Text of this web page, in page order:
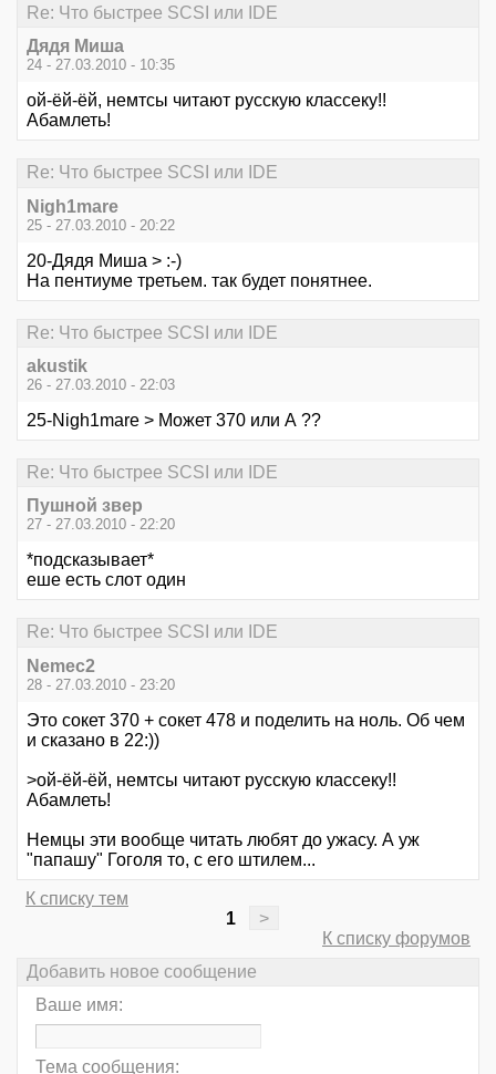
Re: Что быстрее SCSI или IDE
Дядя Миша
24 - 27.03.2010 - 10:35
ой-ёй-ёй, немтсы читают русскую классеку!!
Абамлеть!
Re: Что быстрее SCSI или IDE
Nigh1mare
25 - 27.03.2010 - 20:22
20-Дядя Миша > :-)
На пентиуме третьем. так будет понятнее.
Re: Что быстрее SCSI или IDE
akustik
26 - 27.03.2010 - 22:03
25-Nigh1mare > Может 370 или А ??
Re: Что быстрее SCSI или IDE
Пушной звер
27 - 27.03.2010 - 22:20
*подсказывает*
еше есть слот один
Re: Что быстрее SCSI или IDE
Nemec2
28 - 27.03.2010 - 23:20
Это сокет 370 + сокет 478 и поделить на ноль. Об чем
и сказано в 22:))
>ой-ёй-ёй, немтсы читают русскую классеку!!
Абамлеть!
Немцы эти вообще читать любят до ужасу. А уж
"папашу" Гоголя то, с его штилем...
К списку тем
1
>
К списку форумов
Добавить новое сообщение
Ваше имя:
Тема сообщения: